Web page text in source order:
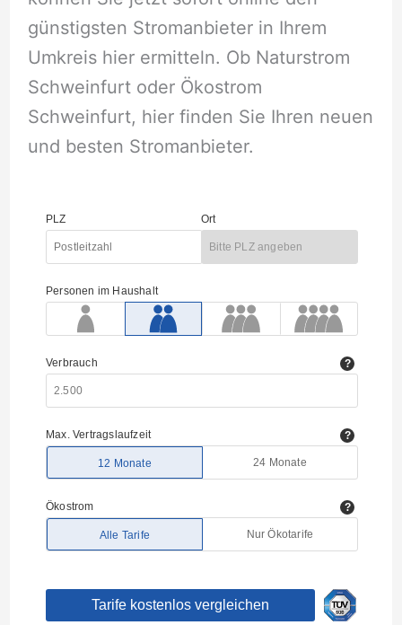
günstigsten Stromanbieter in Ihrem
Umkreis hier ermitteln. Ob Naturstrom
Schweinfurt oder Ökostrom
Schweinfurt, hier finden Sie Ihren neuen
und besten Stromanbieter.